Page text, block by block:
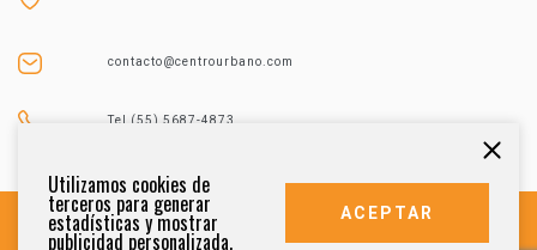
contacto@centrourbano.com
Tel (55) 5687-4873
Utilizamos cookies de
terceros para generar
estadísticas y mostrar
publicidad personalizada.
ACEPTAR